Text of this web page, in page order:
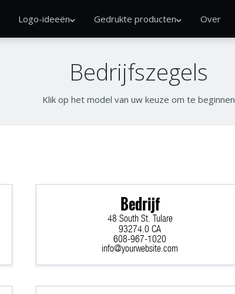
Logo-ideeën Gedrukte producten Over
Bedrijfszegels
Klik op het model van uw keuze om te beginnen
608-967-1020
info@yourwebsite.com
48 South St. Tulare
93274.0 CA
Bedrijf